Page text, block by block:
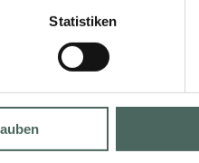
Statistiken